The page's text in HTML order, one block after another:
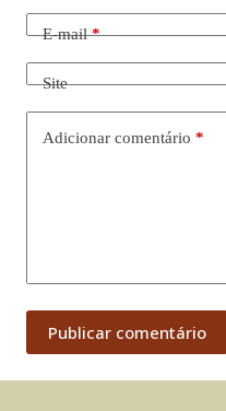
E-mail*
Site
Adicionar comentário *
Publicar comentário